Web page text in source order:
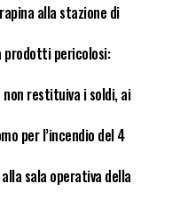
alla stazione di
prodotti pericolosi:
restituiva i soldi, ai
per l’incendio del 4
sala operativa della